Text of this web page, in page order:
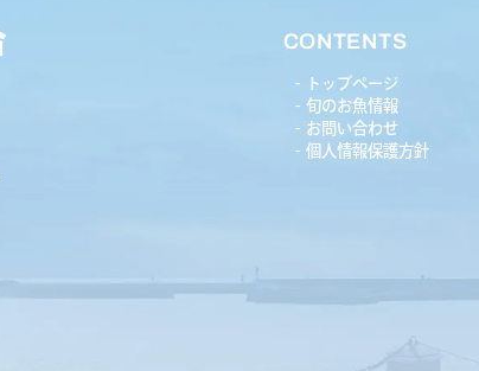
CONTENTS
トップページ
旬のお魚情報
お問い合わせ
個人情報保護方針